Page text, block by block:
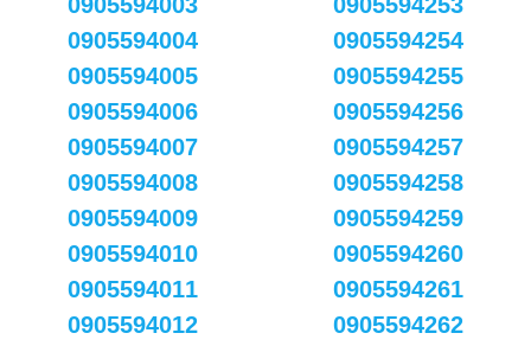
0905594004
0905594005
0905594006
0905594007
0905594008
0905594009
0905594010
0905594011
0905594012
0905594254
0905594255
0905594256
0905594257
0905594258
0905594259
0905594260
0905594261
0905594262